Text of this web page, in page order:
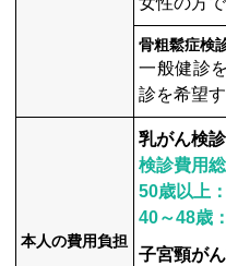
骨粗鬆症検
一般健診
診を希望
本人の費用負担
乳がん検診
検診費用
50歳以上
40～48歳
子宮頸が